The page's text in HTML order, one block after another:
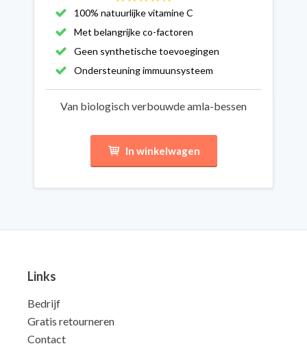
100% natuurlijke vitamine C
Met belangrijke co-factoren
Geen synthetische toevoegingen
Ondersteuning immuunsysteem
Van biologisch verbouwde amla-bessen
In winkelwagen
Links
Bedrijf
Gratis retourneren
Contact